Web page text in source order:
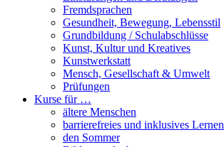
Fremdsprachen
Gesundheit, Bewegung, Lebensstil
Grundbildung / Schulabschlüsse
Kunst, Kultur und Kreatives
Kunstwerkstatt
Mensch, Gesellschaft & Umwelt
Prüfungen
Kurse für …
ältere Menschen
barrierefreies und inklusives Lernen
den Sommer